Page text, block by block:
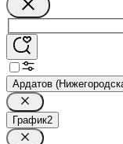
Ардатов
График2